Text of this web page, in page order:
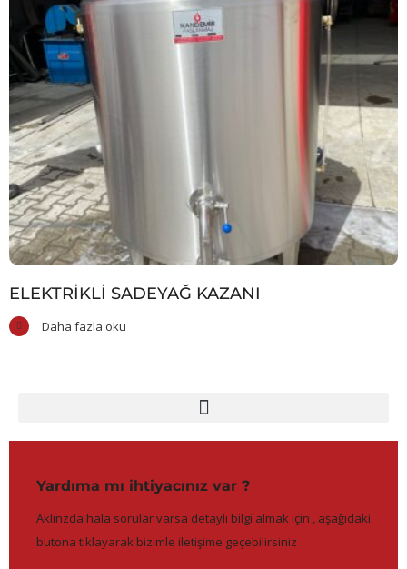
ELEKTRIKLI SADEYAĞ KAZANI
Daha fazla oku
Yardıma mı ihtiyacınız var ?
Aklınzda hala sorular varsa detaylı bilgi almak için , aşağıdaki
butona tıklayarak bizimle iletişime geçebilirsiniz